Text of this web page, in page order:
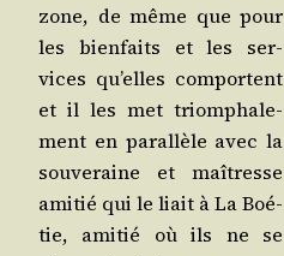
zone, de même que pour
les bien­faits et les ser­
vices qu’elles com­portent
et il les met triom­pha­le­
ment en paral­lèle avec la
sou­ve­raine et maî­tresse
ami­tié qui le liait à La Boé­
tie, ami­tié où ils ne se